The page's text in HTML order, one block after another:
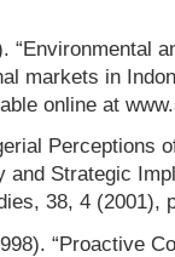
“Environmental
markets in
online at
Perceptions
and Strategic
38, 4 (2001),
“Proactive